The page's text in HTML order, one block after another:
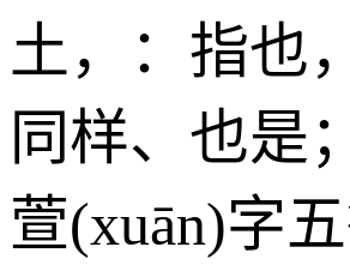
土，：指也
同样、也是
萱(xuān)字